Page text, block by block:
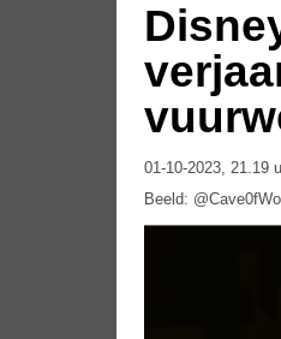
01-10-2023, 21.19
Beeld: